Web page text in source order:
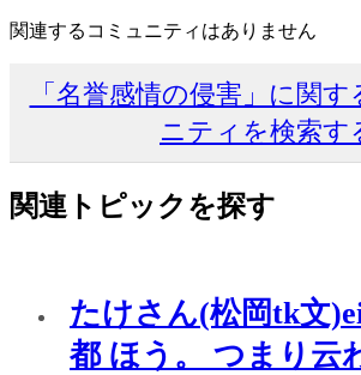
関連するコミュニティはありません
「名誉感情の侵害」に関す
ニティを検索す
関連トピックを探す
たけさん(松岡tk文
都 ほう。 つまり云